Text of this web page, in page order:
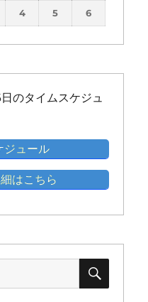
ン
ト)
ン
ト)
ン
ト)
イ
ン
イ
ン
イ
ン
ト)
ト)
ト)
4 5 6
のタイムスケジュ
ジュール
はこちら
検